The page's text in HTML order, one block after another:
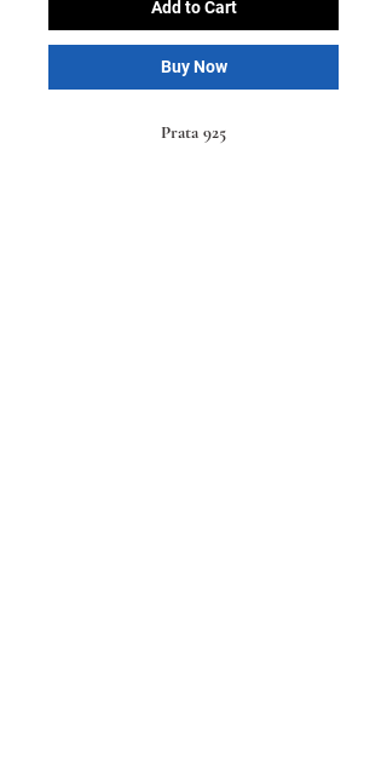
Add to Cart
Buy Now
Prata 925